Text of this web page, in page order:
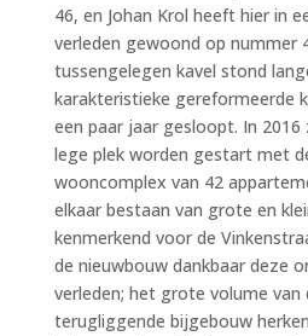
46, en Johan Krol heeft hier in
verleden gewoond op nummer
tussengelegen kavel stond
karakteristieke gereformeerde
een paar jaar gesloopt. In
lege plek worden gestart met
wooncomplex van 42
elkaar bestaan van grote en
kenmerkend voor de
de nieuwbouw dankbaar deze
verleden; het grote volume
terugliggende bijgebouw